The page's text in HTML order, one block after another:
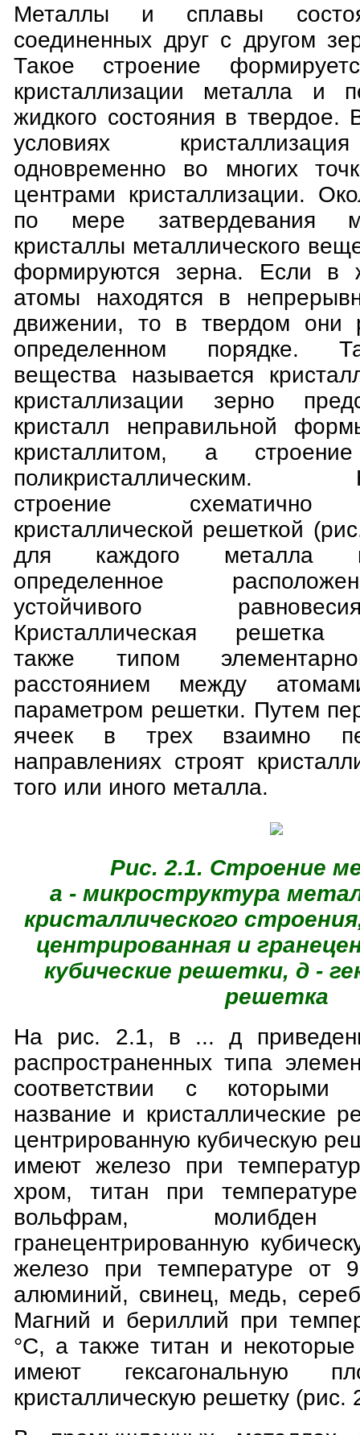
Металлы и сплавы
соединенных друг с другом
Такое строение
кристаллизации металла и
жидкого состояния в
условиях
одновременно во многих
центрами кристаллизации.
по мере затвердевания
кристаллы металлического
формируются зерна. Если в
атомы находятся в
движении, то в твердом они
определенном порядке.
вещества называется
кристаллизации зерно
кристалл неправильной
кристаллитом, а
поликристаллическим.
строение схематично
кристаллической решеткой
для каждого металла
определенное
устойчивого
Кристаллическая решетка
также типом
расстоянием между
параметром решетки. Путем
ячеек в трех взаимно
направлениях строят
того или иного металла.
Рис. 2.1. Строение
а - микроструктура
кристаллического
центрированная и
кубические решетки, д -
решетка
На рис. 2.1, в ... д
распространенных типа
соответствии с которыми
название и кристаллические
центрированную кубическую
имеют железо при
хром, титан при
вольфрам,
гранецентрированную
железо при температуре от
алюминий, свинец, медь,
Магний и бериллий при
°С, а также титан и
имеют гексагональную
кристаллическую решетку (рис.